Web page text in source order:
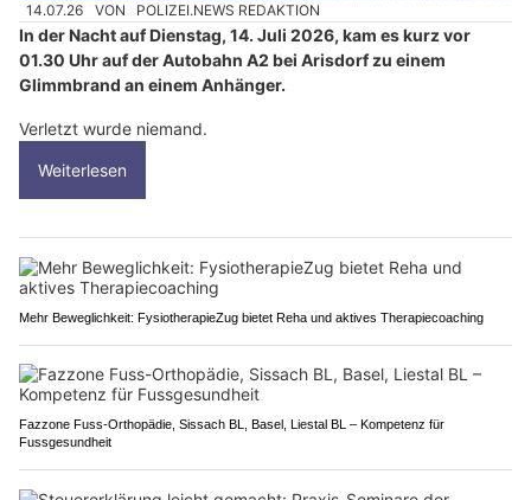
14.07.26 VON POLIZEI.NEWS REDAKTION
In der Nacht auf Dienstag, 14. Juli 2026, kam es kurz vor
01.30 Uhr auf der Autobahn A2 bei Arisdorf zu einem
Glimmbrand an einem Anhänger.
Verletzt wurde niemand.
Weiterlesen
Mehr Beweglichkeit: FysiotherapieZug bietet Reha und aktives Therapiecoaching
Fazzone Fuss-Orthopädie, Sissach BL, Basel, Liestal BL – Kompetenz für
Fussgesundheit